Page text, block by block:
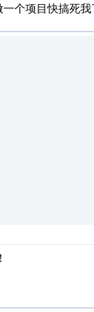
个项目快搞死我